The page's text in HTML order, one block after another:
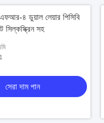
৪ ডুয়াল লেয়ার পিসিবি
সিল্কস্ক্রিন সহ
সেরা দাম পান